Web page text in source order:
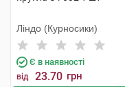
Ліндо (Курносики)
Є в наявності
від 23.70 грн